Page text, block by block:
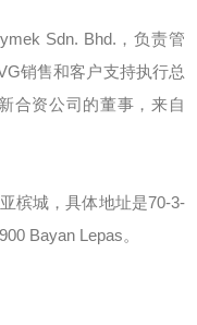
Sdn. Bhd.，负责管
销售和客户支持执行总
合资公司的董事，来自
槟城，具体地址是70-3-
Bayan Lepas。